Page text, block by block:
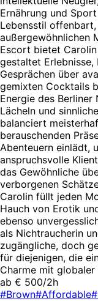
Ernährung und
Lebensstil
außergewöhnlichen
Escort bietet
gestaltet Erlebnisse,
Gesprächen über
gemixten Cocktails
Energie des Berliner
Lächeln und
balanciert
berauschenden
Abenteuern einlädt,
anspruchsvolle
das Gewöhnliche
verborgenen
Carolin füllt jeden
Hauch von Erotik
ebenso
als Nichtraucherin
zugängliche, doch
für diejenigen, die
Charme mit
ab € 500/2h
#Brown#Affordable